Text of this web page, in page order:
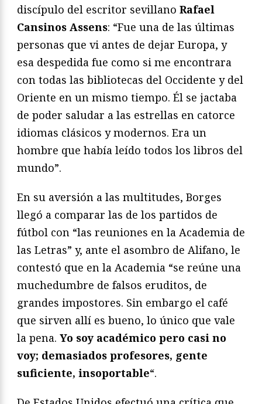
discípulo del escritor sevillano Rafael
Cansinos Assens: “Fue una de las últimas
personas que vi antes de dejar Europa, y
esa despedida fue como si me encontrara
con todas las bibliotecas del Occidente y del
Oriente en un mismo tiempo. Él se jactaba
de poder saludar a las estrellas en catorce
idiomas clásicos y modernos. Era un
hombre que había leído todos los libros del
mundo”.
En su aversión a las multitudes, Borges
llegó a comparar las de los partidos de
fútbol con “las reuniones en la Academia de
las Letras” y, ante el asombro de Alifano, le
contestó que en la Academia “se reúne una
muchedumbre de falsos eruditos, de
grandes impostores. Sin embargo el café
que sirven allí es bueno, lo único que vale
la pena. Yo soy académico pero casi no
voy; demasiados profesores, gente
suficiente, insoportable“.